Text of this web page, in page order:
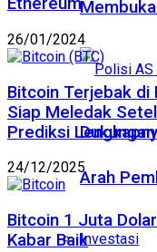
Arah
Investasi
26/01/2024
Bitcoin Terjebak di
Siap Meledak
Prediksi
24/12/2025
Bitcoin 1 Juta
Kabar Baik